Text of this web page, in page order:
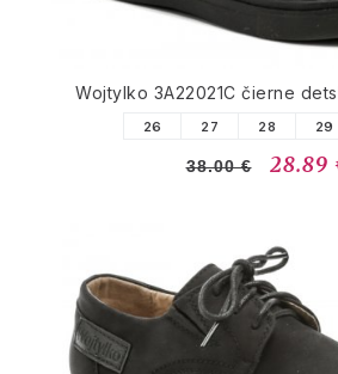
Wojtylko 3A22021C čierne
26 27 28 29
38.00 € 28.89